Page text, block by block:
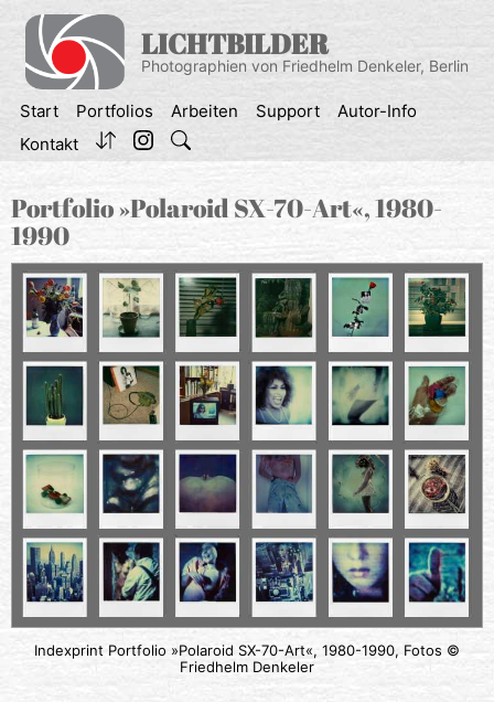
Inhalt
springen
LICHTBILDER
Photographien von Friedhelm Denkeler, Berlin
Start Portfolios Arbeiten Support
Autor-Info
Kontakt
Portfolio »Polaroid SX-70-Art«, 1980-
1990
Indexprint Portfolio »Polaroid SX-70-Art«, 1980-1990, Fotos ©
Friedhelm Denkeler